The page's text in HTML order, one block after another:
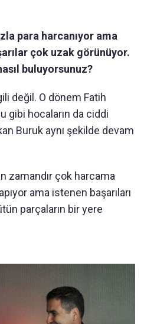
para harcanıyor ama
çok uzak görünüyor.
buluyorsunuz?
değil. O dönem Fatih
gibi hocaların da ciddi
Buruk aynı şekilde devam
zamandır çok harcama
ama istenen başarıları
parçaların bir yere